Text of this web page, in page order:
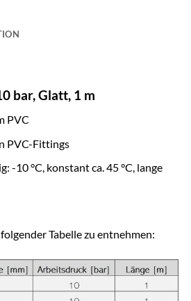
bar, Glatt, 1 m
PVC
PVC-Fittings
-10 °C, konstant ca. 45 °C, lange
Tabelle zu entnehmen: